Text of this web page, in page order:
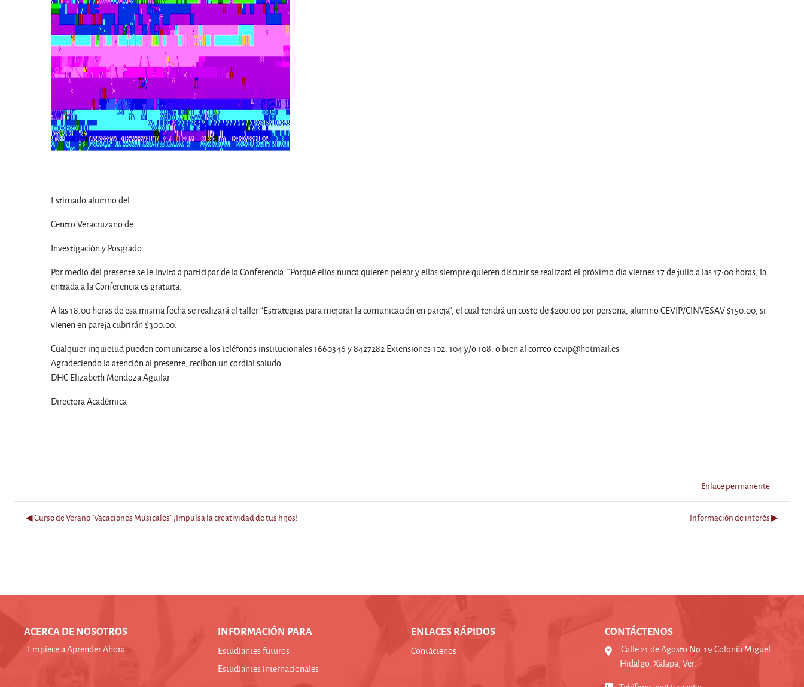
Estimado alumno del
Centro Veracruzano de
Investigación y Posgrado
Por medio del presente se le invita a participar de la Conferencia “Porqué ellos nunca quieren pelear y ellas siempre quieren discutir se realizará el próximo día viernes 17 de julio a las 17:00 horas, la
entrada a la Conferencia es gratuita.
A las 18:00 horas de esa misma fecha se realizará el taller “Estrategias para mejorar la comunicación en pareja”, el cual tendrá un costo de $200.00 por persona, alumno CEVIP/CINVESAV $150.00, si
vienen en pareja cubrirán $300.00.
Cualquier inquietud pueden comunicarse a los teléfonos institucionales 1660346 y 8427282 Extensiones 102, 104 y/o 108, o bien al correo cevip@hotmail.es
Agradeciendo la atención al presente, reciban un cordial saludo.
DHC Elizabeth Mendoza Aguilar
Directora Académica
Enlace permanente
◀︎ Curso de Verano “Vacaciones Musicales” ¡Impulsa la creatividad de tus hijos! Información de interés ▶︎
ACERCA DE NOSOTROS
Empiece a Aprender Ahora
INFORMACIÓN PARA
Estudiantes futuros
Estudiantes internacionales
ENLACES RÁPIDOS
Contáctenos
CONTÁCTENOS
Calle 21 de Agosto No. 19 Colonia Miguel
Hidalgo, Xalapa, Ver.